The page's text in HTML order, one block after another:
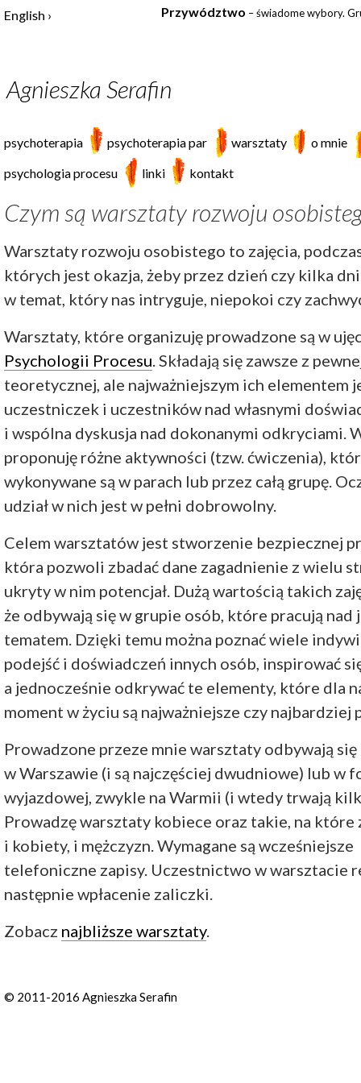
English Przywództwo – świadome wybory.
Agnieszka Serafin
psychoterapia psychoterapia par warsztaty
o mnie
psychologia procesu
linki kontakt
Czym są warsztaty rozwoju
Warsztaty rozwoju osobistego to zajęcia,
których jest okazja, żeby przez dzień czy kilka dni
w temat, który nas intryguje, niepokoi czy
Warsztaty, które organizuję prowadzone są w
Psychologii Procesu. Składają się zawsze z
teoretycznej, ale najważniejszym ich elementem
uczestniczek i uczestników nad własnymi
i wspólna dyskusja nad dokonanymi odkryciami.
proponuję różne aktywności (tzw. ćwiczenia),
wykonywane są w parach lub przez całą grupę.
udział w nich jest w pełni dobrowolny.
Celem warsztatów jest stworzenie bezpiecznej
która pozwoli zbadać dane zagadnienie z wielu
ukryty w nim potencjał. Dużą wartością takich
że odbywają się w grupie osób, które pracują nad
tematem. Dzięki temu można poznać wiele
podejść i doświadczeń innych osób, inspirować
a jednocześnie odkrywać te elementy, które dla
moment w życiu są najważniejsze czy najbardziej
Prowadzone przeze mnie warsztaty odbywają się
w Warszawie (i są najczęściej dwudniowe) lub w
wyjazdowej, zwykle na Warmii (i wtedy trwają
Prowadzę warsztaty kobiece oraz takie, na które
i kobiety, i mężczyzn. Wymagane są wcześniejsze
telefoniczne zapisy. Uczestnictwo w warsztacie
następnie wpłacenie zaliczki.
Zobacz najbliższe warsztaty.
© 2011-2016 Agnieszka Serafin